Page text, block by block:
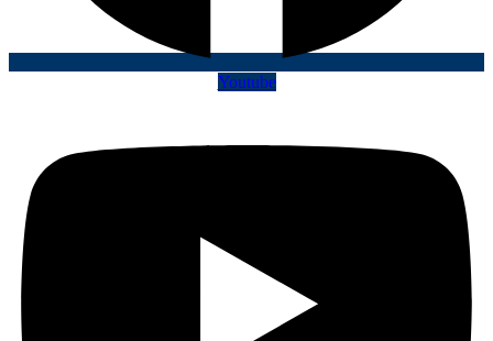
Youtube